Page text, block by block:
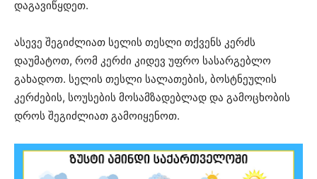
დაგავიწყდეთ.
ასევე შეგიძლიათ სელის თესლი თქვენს კერძს
დაუმატოთ, რომ კერძი კიდევ უფრო სასარგებლო
გახადოთ. სელის თესლი სალათების, ბოსტნეულის
კერძების, სოუსების მოსამზადებლად და გამოცხობის
დროს შეგიძლიათ გამოიყენოთ.